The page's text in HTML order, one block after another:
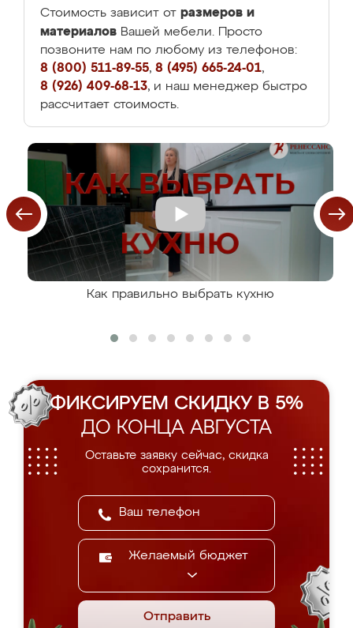
Стоимость зависит от размеров и
материалов Вашей мебели. Просто
позвоните нам по любому из телефонов:
8 (800) 511-89-55, 8 (495) 665-24-01,
8 (926) 409-68-13, и наш менеджер быстро
рассчитает стоимость.
Как правильно выбрать кухню
ФИКСИРУЕМ СКИДКУ В 5%
ДО КОНЦА АВГУСТА
Оставьте заявку сейчас, скидка
сохранится.
Желаемый бюджет
Отправить